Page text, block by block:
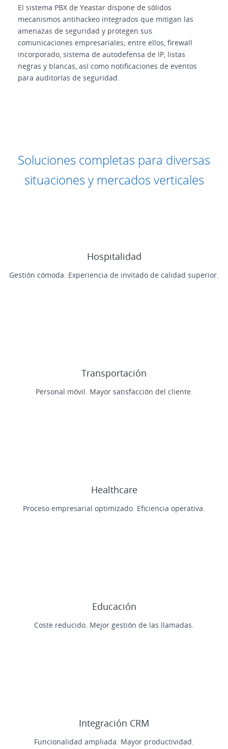
El sistema PBX de Yeastar dispone de sólidos
mecanismos antihackeo integrados que mitigan las
amenazas de seguridad y protegen sus
comunicaciones empresariales; entre ellos, firewall
incorporado, sistema de autodefensa de IP, listas
negras y blancas, así como notificaciones de eventos
para auditorías de seguridad.
Soluciones completas para diversas
situaciones y mercados verticales
Hospitalidad
Gestión cómoda. Experiencia de invitado de calidad superior.
Transportación
Personal móvil. Mayor satisfacción del cliente.
Healthcare
Proceso empresarial optimizado. Eficiencia operativa.
Educación
Coste reducido. Mejor gestión de las llamadas.
Integración CRM
Funcionalidad ampliada. Mayor productividad.